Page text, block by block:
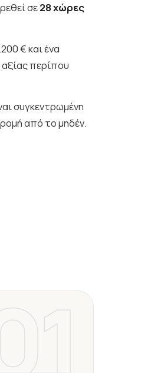
σε28 χώρες
€ και ένα
αξίας περίπου
συγκεντρωμένη
από το μηδέν.